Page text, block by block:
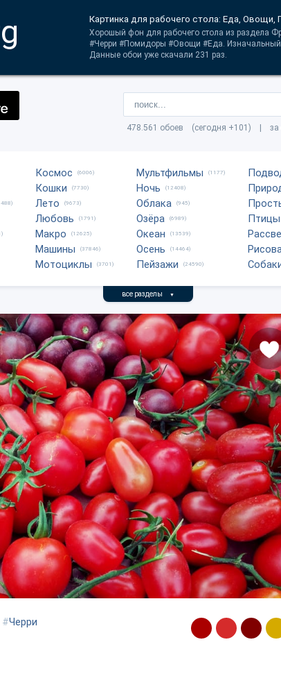
Картинка для рабочего стола: Еда,
Хорошый фон для рабочего стола из раздела
#Черри #Помидоры #Овощи #Еда. Изначальный
Данные обои уже скачали 231 раз.
478.561 обоев (сегодня +101) | за
Космос (6006)
Кошки (7730)
Лето (9673)
Любовь (1791)
Макро (12625)
Машины (37846)
Мотоциклы (3701)
Мультфильмы (1177)
Ночь (12408)
Облака (945)
Озёра (6989)
Океан (13539)
Осень (14464)
Пейзажи (24590)
Птицы
все разделы ▼
#Черри